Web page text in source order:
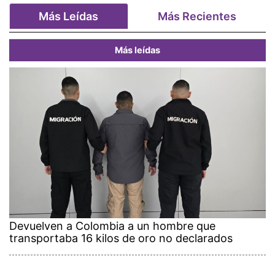
Más Leídas Más Recientes
Más leídas
Devuelven a Colombia a un hombre que
transportaba 16 kilos de oro no declarados